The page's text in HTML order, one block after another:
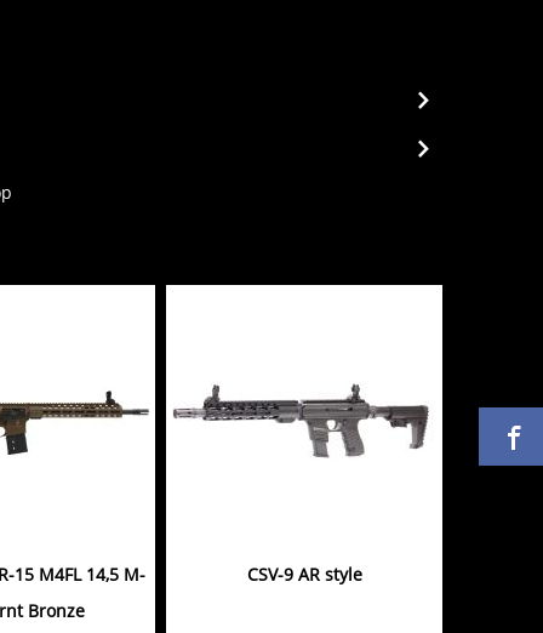
15 M4FL 14,5 M-
Bronze
CSV-9 AR style